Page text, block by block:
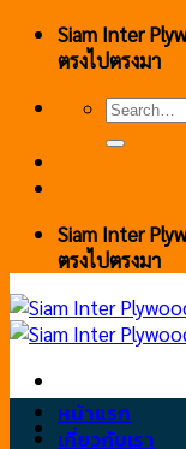
Skip Siam Inter
ตรงไปตรงมา
Search
for:
Siam Inter
ตรงไปตรงมา
หน้าแรก
เกี่ยวกับเรา